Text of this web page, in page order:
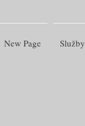
New Page Služby